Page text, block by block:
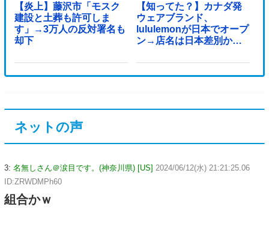
【炎上】藤沢市「モスク
建設と土葬も許可しま
す」→3万人の反対署名も
却下
【知ってた？】カナダ発
ウェアブランド、
lululemonが日本でオープ
ン→店名は日本差別から
ネットの声
3: 名無しさん＠涙目です。(神奈川県) [US] 2024/06/12(水) 21:21:25.06
ID:ZRWDMPh60
組合かｗ